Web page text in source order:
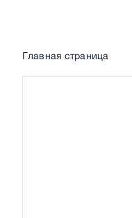
Главная страница